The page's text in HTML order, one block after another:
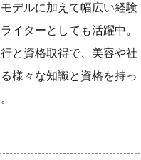
デルに加えて幅広い経験
イターとしても活躍中。
と資格取得で、美容や社
様々な知識と資格を持っ